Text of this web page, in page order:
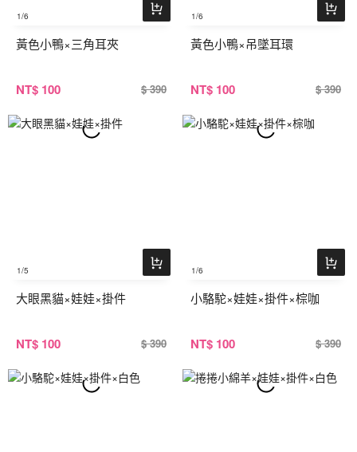
1/6
黃色小鴨×三角耳夾
NT$ 100 $ 390
1/6
黃色小鴨×吊墜耳環
NT$ 100 $ 390
1/5
大眼黑貓×娃娃×掛件
NT$ 100 $ 390
1/6
小駱駝×娃娃×掛件×棕咖
NT$ 100 $ 390